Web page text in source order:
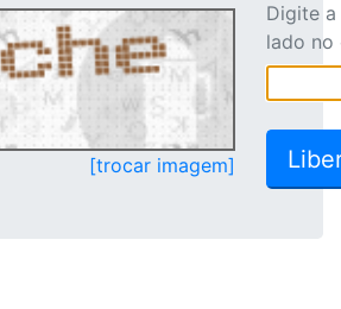
[trocar imagem]
Digite
lado no